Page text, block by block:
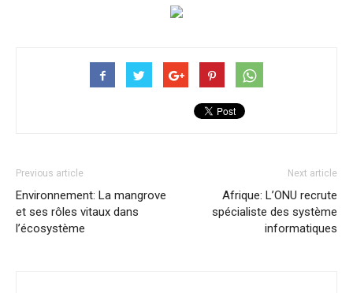
Previous article
Environnement: La mangrove
et ses rôles vitaux dans
l’écosystème
Next article
Afrique: L’ONU recrute
spécialiste des système
informatiques